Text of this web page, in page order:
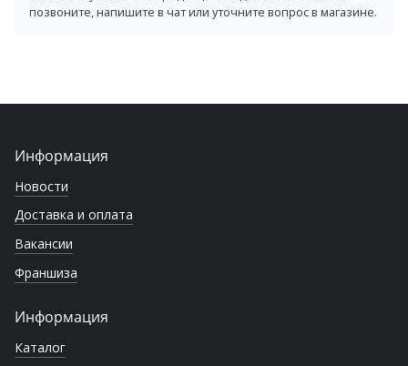
позвоните, напишите в чат или уточните вопрос в магазине.
Информация
Новости
Доставка и оплата
Вакансии
Франшиза
Информация
Каталог